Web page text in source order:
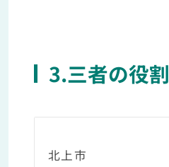
3.三者の役割
北上市